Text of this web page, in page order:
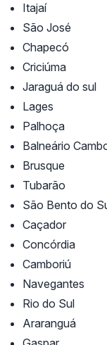
Itajaí
São José
Chapecó
Criciúma
Jaraguá do sul
Lages
Palhoça
Balneário
Brusque
Tubarão
São Bento do
Caçador
Concórdia
Camboriú
Navegantes
Rio do Sul
Araranguá